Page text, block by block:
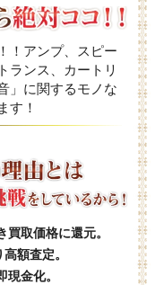
！アンプ、スピー
ランス、カートリ
」に関するモノな
す！
取価格に還元。
額査定。
金化。